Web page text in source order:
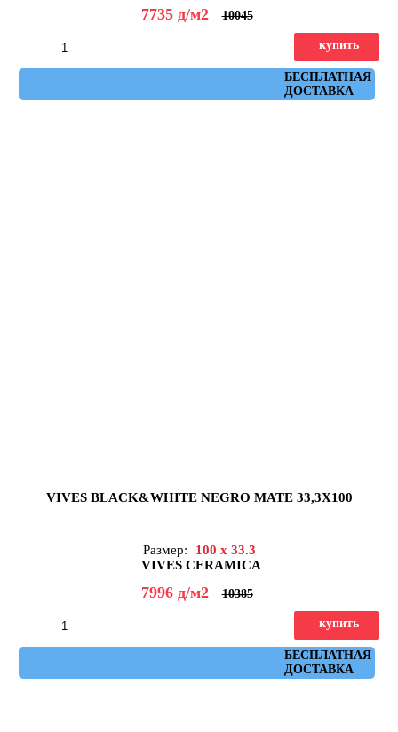
7735 д/м2 10045
БЕСПЛАТНАЯ
ДОСТАВКА
купить
VIVES BLACK&WHITE NEGRO MATE 33,3X100
Размер:
100 x 33.3
VIVES CERAMICA
7996 д/м2 10385
БЕСПЛАТНАЯ
ДОСТАВКА
купить